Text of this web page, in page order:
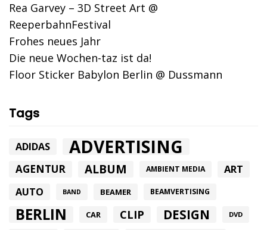
Rea Garvey – 3D Street Art @
ReeperbahnFestival
Frohes neues Jahr
Die neue Wochen-taz ist da!
Floor Sticker Babylon Berlin @ Dussmann
Tags
ADIDAS ADVERTISING
AGENTUR ALBUM AMBIENT MEDIA ART
AUTO BAND BEAMER BEAMVERTISING
BERLIN CAR CLIP DESIGN DVD